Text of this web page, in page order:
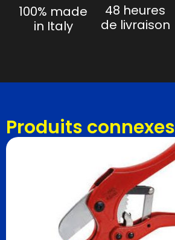
100% made
in Italy
48 heures
de livraison
Produits connexes